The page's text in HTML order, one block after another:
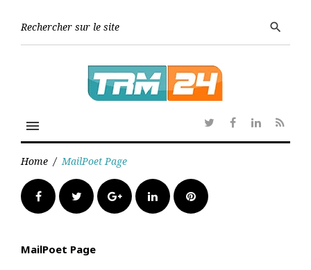
search
menu
TwitterFacebook
Linkedin
RSS
Home / MailPoet Page
FacebookTwitter Google+LinkedInPinterest
MailPoet Page